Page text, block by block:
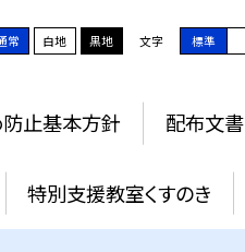
常 白地 黒地 文字 標準
防止基本方針 配布文書
特別支援教室くすのき